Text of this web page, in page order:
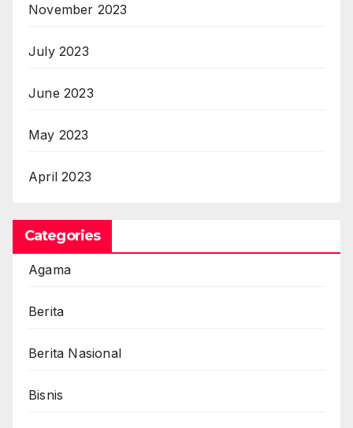
November 2023
July 2023
June 2023
May 2023
April 2023
Categories
Agama
Berita
Berita Nasional
Bisnis